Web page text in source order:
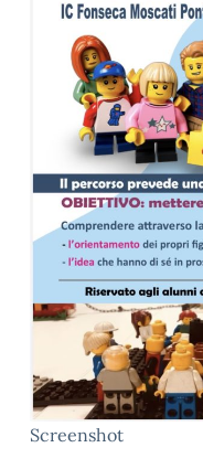
Screenshot